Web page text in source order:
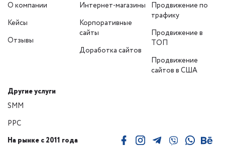
О компании
Кейсы
Отзывы
Интернет-магазины
Корпоративные
сайты
Доработка сайтов
Продвижение по
трафику
Продвижение в
ТОП
Продвижение
сайтов в США
Другие услуги
SMM
PPC
На рынке с 2011 года